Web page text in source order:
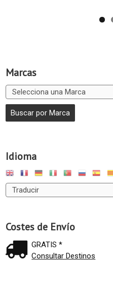
Marcas
Idioma
Costes de Envío
GRATIS *
Consultar Destinos